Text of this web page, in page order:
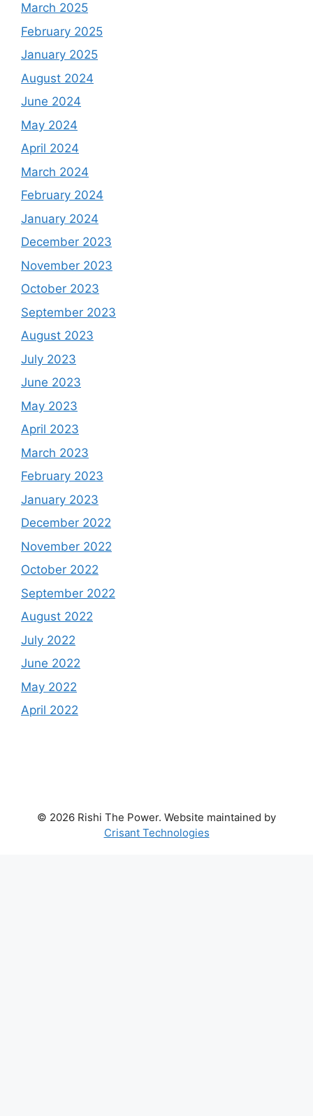
March 2025
February 2025
January 2025
August 2024
June 2024
May 2024
April 2024
March 2024
February 2024
January 2024
December 2023
November 2023
October 2023
September 2023
August 2023
July 2023
June 2023
May 2023
April 2023
March 2023
February 2023
January 2023
December 2022
November 2022
October 2022
September 2022
August 2022
July 2022
June 2022
May 2022
April 2022
© 2026 Rishi The Power. Website maintained by
Crisant Technologies